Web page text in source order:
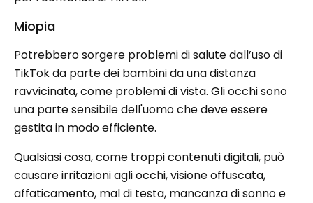
Miopia
Potrebbero sorgere problemi di salute dall’uso di
TikTok da parte dei bambini da una distanza
ravvicinata, come problemi di vista. Gli occhi sono
una parte sensibile dell'uomo che deve essere
gestita in modo efficiente.
Qualsiasi cosa, come troppi contenuti digitali, può
causare irritazioni agli occhi, visione offuscata,
affaticamento, mal di testa, mancanza di sonno e